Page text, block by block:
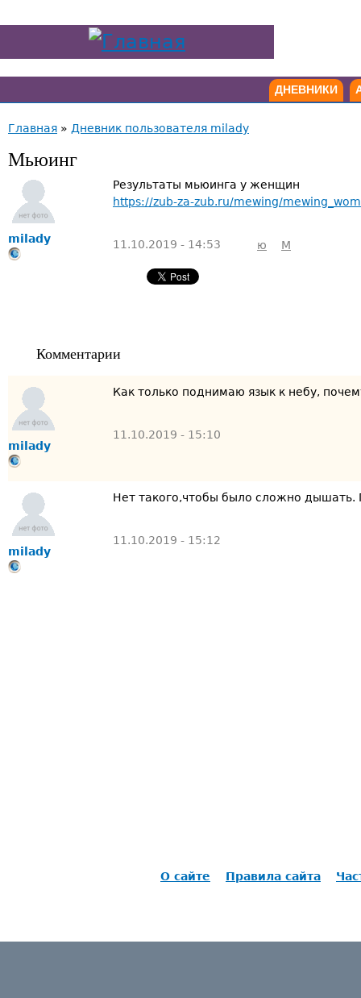
ДНЕВНИКИ
Главная » Дневник пользователя milady
Мьюинг
milady
Результаты мьюинга у женщин
https://zub-za-zub.ru/mewing/
11.10.2019 - 14:53 ю М
Комментарии
milady
Как только поднимаю язык к небу,
11.10.2019 - 15:10
milady
Нет такого,чтобы было сложно
11.10.2019 - 15:12
О сайте Правила сайта